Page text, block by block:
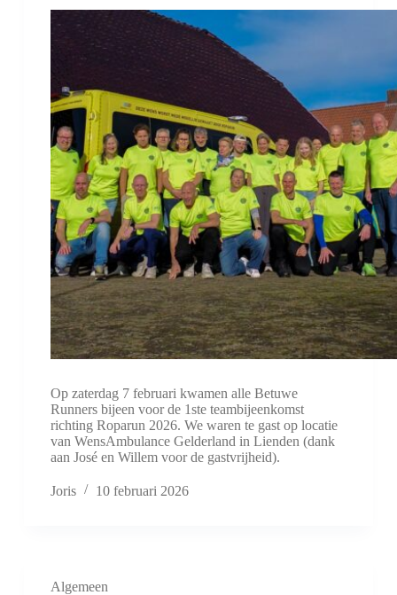
Op zaterdag 7 februari kwamen alle Betuwe
Runners bijeen voor de 1ste teambijeenkomst
richting Roparun 2026. We waren te gast op locatie
van WensAmbulance Gelderland in Lienden (dank
aan José en Willem voor de gastvrijheid).
Joris 10 februari 2026
Algemeen